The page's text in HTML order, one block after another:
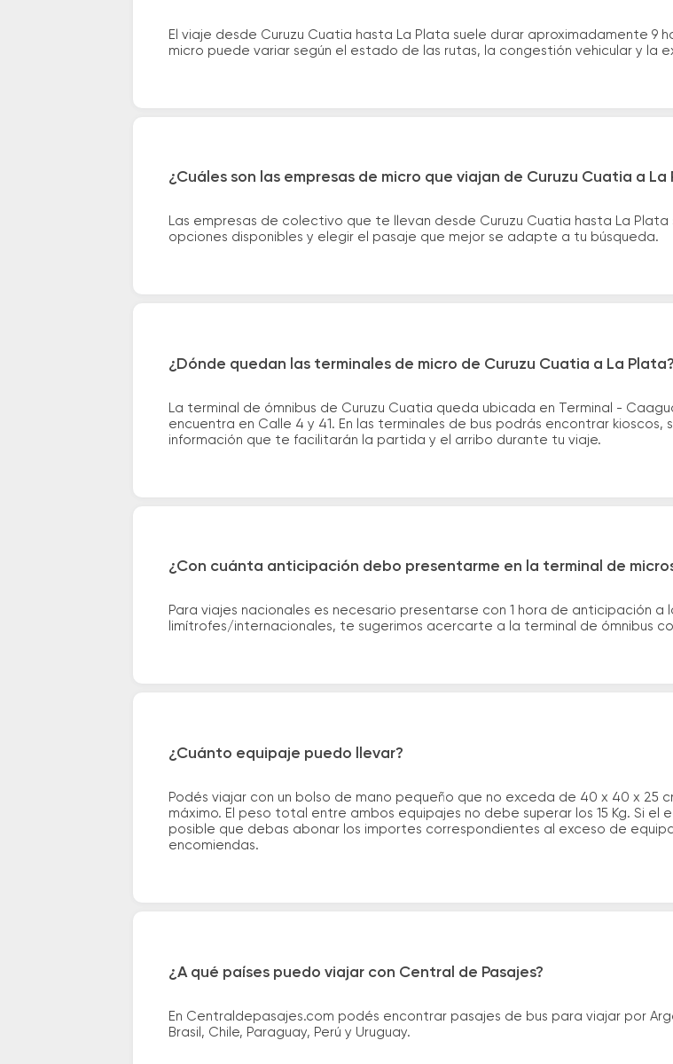
El viaje desde Curuzu Cuatia hasta La Plata suele durar aproximadamente 9
micro puede variar según el estado de las rutas, la congestión vehicular y la
¿Cuáles son las empresas de micro que viajan de Curuzu Cuatia a La
Las empresas de colectivo que te llevan desde Curuzu Cuatia hasta La
opciones disponibles y elegir el pasaje que mejor se adapte a tu búsqueda.
¿Dónde quedan las terminales de micro de Curuzu Cuatia a La Plata?
La terminal de ómnibus de Curuzu Cuatia queda ubicada en Terminal -
encuentra en Calle 4 y 41. En las terminales de bus podrás encontrar
información que te facilitarán la partida y el arribo durante tu viaje.
¿Con cuánta anticipación debo presentarme en la terminal de
Para viajes nacionales es necesario presentarse con 1 hora de anticipación
limítrofes/internacionales, te sugerimos acercarte a la terminal de ómnibus
¿Cuánto equipaje puedo llevar?
Podés viajar con un bolso de mano pequeño que no exceda de 40 x 40 x 25
máximo. El peso total entre ambos equipajes no debe superar los 15 Kg. Si el
posible que debas abonar los importes correspondientes al exceso de
encomiendas.
¿A qué países puedo viajar con Central de Pasajes?
En Centraldepasajes.com podés encontrar pasajes de bus para viajar por
Brasil, Chile, Paraguay, Perú y Uruguay.